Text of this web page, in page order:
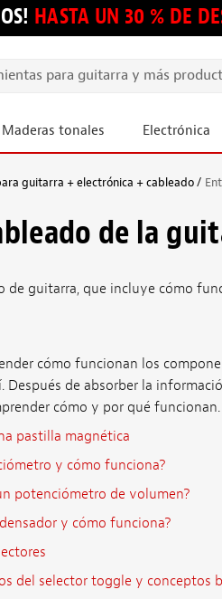
HASTA UN 30 % DE
Maderas tonales Electrónica
guitarra + electrónica + cableado
de la
de guitarra, que incluye cómo
cómo funcionan los
de absorber la
cómo y por qué funcionan.
pastilla magnética
y cómo funciona?
potenciómetro de volumen?
y cómo funciona?
del selector toggle y